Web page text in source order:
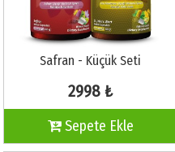
Safran - Küçük Seti
2998 ₺
Sepete Ekle